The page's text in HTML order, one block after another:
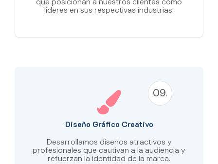
líderes en sus respectivas industrias.
09.
Diseño Gráfico Creativo
Desarrollamos diseños atractivos y
profesionales que cautivan a la audiencia y
refuerzan la identidad de la marca.